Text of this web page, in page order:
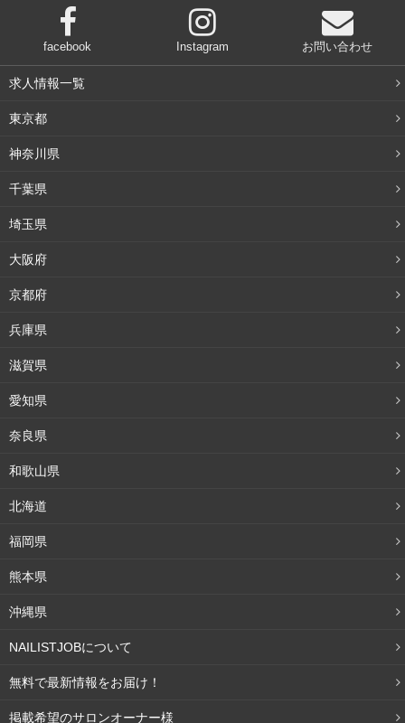
見せるため、明るい色の洋服を着たほうが若々しく見える
というのは有名ですよね。
加えて洋服の色で顔色が良く見えたり悪く見えたりという
映えて、写真うつりもとても良くなります。
手ですね。
イエローベースが引き立つメイク方法
透明感UP！パープル系下地
facebook Instagram お問い合わせ
求人情報一覧
東京都
神奈川県
千葉県
埼玉県
大阪府
京都府
兵庫県
滋賀県
愛知県
奈良県
和歌山県
北海道
福岡県
熊本県
沖縄県
NAILISTJOBについて
無料で最新情報をお届け！
掲載希望のサロンオーナー様